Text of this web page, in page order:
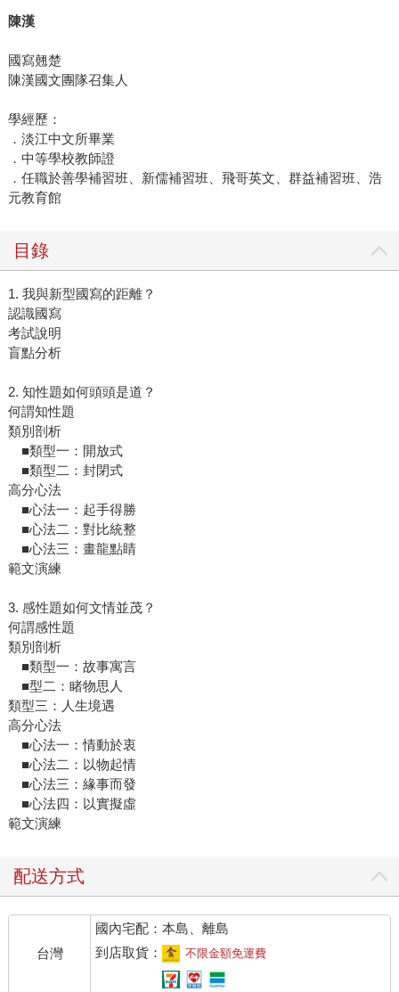
陳漢
國寫翹楚
陳漢國文團隊召集人
學經歷：
．淡江中文所畢業
．中等學校教師證
．任職於善學補習班、新儒補習班、飛哥英文、群益補習班、浩
元教育館
目錄
1. 我與新型國寫的距離？
認識國寫
考試說明
盲點分析
2. 知性題如何頭頭是道？
何謂知性題
類別剖析
■類型一：開放式
■類型二：封閉式
高分心法
■心法一：起手得勝
■心法二：對比統整
■心法三：畫龍點睛
範文演練
3. 感性題如何文情並茂？
何謂感性題
類別剖析
■類型一：故事寓言
■型二：睹物思人
類型三：人生境遇
高分心法
■心法一：情動於衷
■心法二：以物起情
■心法三：緣事而發
■心法四：以實擬虛
範文演練
配送方式
台灣
國內宅配：本島、離島
到店取貨：
不限金額免運費